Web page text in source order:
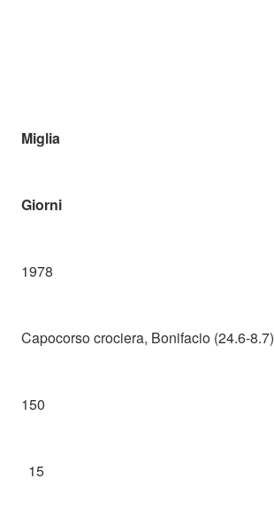
Miglia
Giorni
1978
Capocorso crociera, Bonifacio (24.6-8.7)
150
15